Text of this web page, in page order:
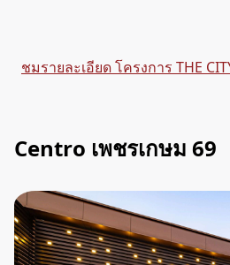
ชมรายละเอียด โครงการ THE
Centro เพชรเกษม 69